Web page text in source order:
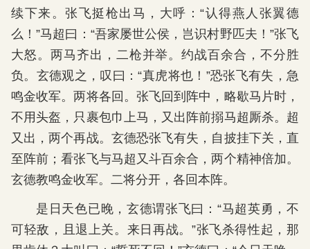
续下来。张飞挺枪出马，大呼：“认得燕人张翼德
么！”马超曰：“吾家屡世公侯，岂识村野匹夫！”张飞
大怒。两马齐出，二枪并举。约战百余合，不分胜
负。玄德观之，叹曰：“真虎将也！”恐张飞有失，急
鸣金收军。两将各回。张飞回到阵中，略歇马片时，
不用头盔，只裹包巾上马，又出阵前搦马超厮杀。超
又出，两个再战。玄德恐张飞有失，自披挂下关，直
至阵前；看张飞与马超又斗百余合，两个精神倍加。
玄德教鸣金收军。二将分开，各回本阵。
是日天色已晚，玄德谓张飞曰：“马超英勇，不
可轻敌，且退上关。来日再战。”张飞杀得性起，那